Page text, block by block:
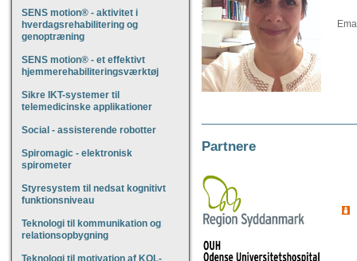
SENS motion® - aktivitet i
hverdagsrehabilitering og
genoptræning
SENS motion® - et effektivt
hjemmerehabiliteringsværktøj
Sikre IKT-systemer til
telemedicinske applikationer
Social - assisterende robotter
Spiromagic - elektronisk
spirometer
Styresystem til nedsat kognitivt
funktionsniveau
Teknologi til kommunikation og
relationsopbygning
Teknologi til motivation af KOL-
Partnere